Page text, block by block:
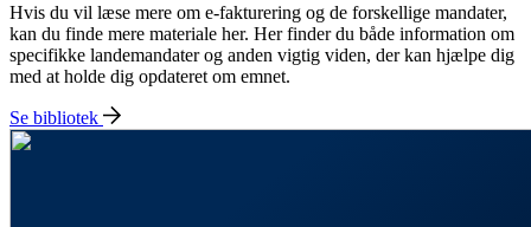
Hvis du vil læse mere om e-fakturering og de forskellige mandater,
kan du finde mere materiale her. Her finder du både information om
specifikke landemandater og anden vigtig viden, der kan hjælpe dig
med at holde dig opdateret om emnet.
Se bibliotek